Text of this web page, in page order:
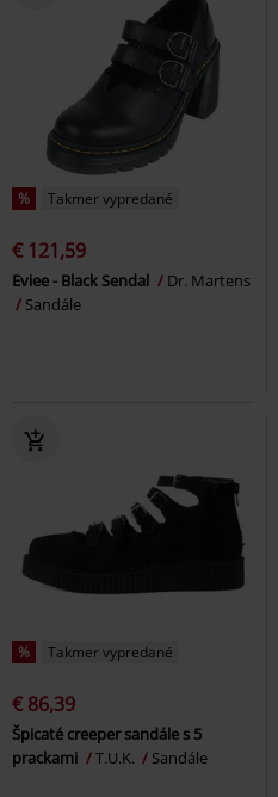
% Takmer vypredané
€ 121,59
Eviee - Black Sendal
Dr. Martens
Sandále
% Takmer vypredané
€ 86,39
Špicaté creeper sandále s 5
prackami
T.U.K. Sandále